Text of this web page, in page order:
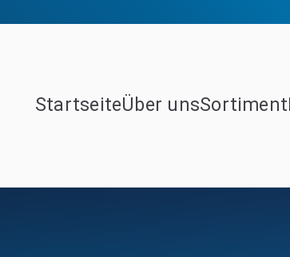
StartseiteÜber unsSortiment